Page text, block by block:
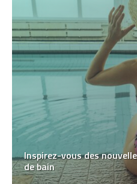
Inspirez-vous des
de bain